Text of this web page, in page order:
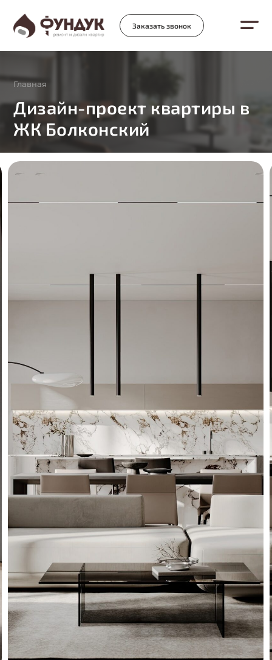
Заказать звонок
Главная
Дизайн-проект квартиры в
ЖК Болконский